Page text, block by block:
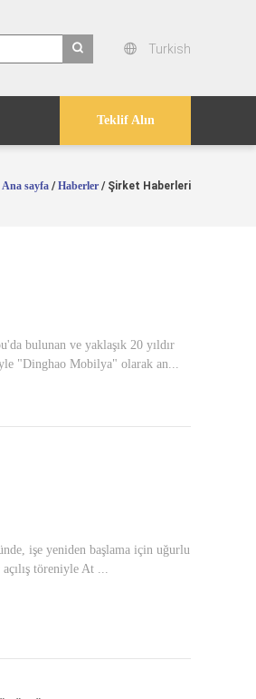
Turkish
Teklif Alın
Ana sayfa /Haberler / Şirket Haberleri
bulunan ve yaklaşık 20 yıldır
"Dinghao Mobilya" olarak an...
işe yeniden başlama için uğurlu
töreniyle At ...